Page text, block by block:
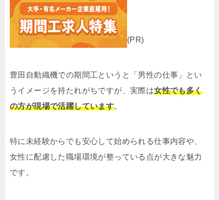
(PR)
豊田自動織機での期間工というと「男性の仕事」とい
うイメージを持たれがちですが、実際は女性でも多く
の方が現場で活躍しています。
特に未経験からでも安心して始められる仕事内容や、
女性に配慮した職場環境が整っている点が大きな魅力
です。